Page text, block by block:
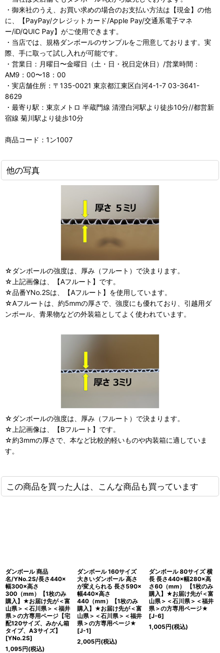
・御来社のうえ、お買い求めの場合のお支払い方法は【現金】の他
に、【PayPay/クレジットカード/Apple Pay/交通系電子マネ
ー/iD/QUIC Pay】がご使用できます。
・当店では、規格ダンボールのサンプルをご用意しております。実
際、手に取って試し入れが可能です。
・営業日：月曜日〜金曜日（土・日・祝日定休日）/営業時間：
AM9：00〜18：00
・実店舗住所：〒135-0021 東京都江東区白河4-1-7 03-3641-
8629
・最寄り駅：東京メトロ 半蔵門線 清澄白河駅より徒歩10分//都営新
宿線 菊川駅より徒歩10分
商品コード：1ン1007
他の写真
☆ダンボールの強度は、厚み（フルート）で決まります。
☆上記画像は、【Aフルート】です。
☆品番YNo.2Sは、【Aフルート】を使用しています。
☆Aフルートは、約5mmの厚さで、強度にも優れており、引越用ダ
ンボール、青果物などの外装箱としてよく使われています。
☆ダンボールの強度は、厚み（フルート）で決まります。
☆上記画像は、【Bフルート】です。
☆約3mmの厚さで、本など比較的軽いものや内装箱に適していま
す。
この商品を買った人は、こんな商品も買っています
ダンボール 商品
名/YNo.2S/長さ440×
幅300×高さ
300（mm）【1枚のみ
購入】★お届け先が＜富
山県＞＜石川県＞＜福井
県＞の方専用ページ【宅
配120サイズ、みかん箱
タイプ、A3サイズ】
[YNo.2S]
1,095円(税込)
ダンボール 160サイズ
大きいダンボール 高さ
が変えられる 長さ590×
幅440×高さ
440（mm）【1枚のみ
購入】★お届け先が＜富
山県＞＜石川県＞＜福井
県＞の方専用ページ★
[J-1]
2,005円(税込)
ダンボール 80サイズ 横
長 長さ440×幅280×高
さ60（mm） 【1枚のみ
購入】★お届け先が＜富
山県＞＜石川県＞＜福井
県＞の方専用ページ★
[J-6]
1,005円(税込)